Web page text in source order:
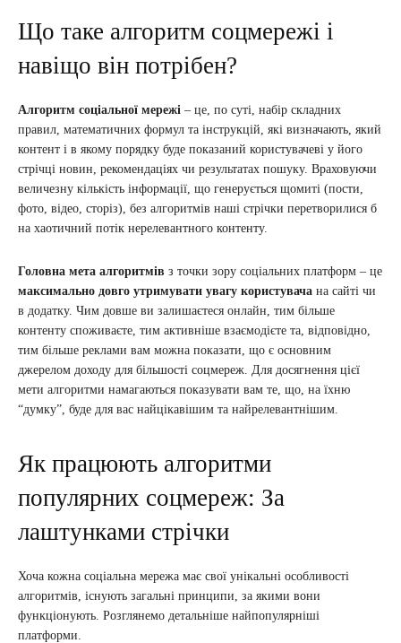
Що таке алгоритм соцмережі і
навіщо він потрібен?
Алгоритм соціальної мережі – це, по суті, набір складних
правил, математичних формул та інструкцій, які визначають, який
контент і в якому порядку буде показаний користувачеві у його
стрічці новин, рекомендаціях чи результатах пошуку. Враховуючи
величезну кількість інформації, що генерується щомиті (пости,
фото, відео, сторіз), без алгоритмів наші стрічки перетворилися б
на хаотичний потік нерелевантного контенту.
Головна мета алгоритмів з точки зору соціальних платформ – це
максимально довго утримувати увагу користувача на сайті чи
в додатку. Чим довше ви залишаєтеся онлайн, тим більше
контенту споживаєте, тим активніше взаємодієте та, відповідно,
тим більше реклами вам можна показати, що є основним
джерелом доходу для більшості соцмереж. Для досягнення цієї
мети алгоритми намагаються показувати вам те, що, на їхню
“думку”, буде для вас найцікавішим та найрелевантнішим.
Як працюють алгоритми
популярних соцмереж: За
лаштунками стрічки
Хоча кожна соціальна мережа має свої унікальні особливості
алгоритмів, існують загальні принципи, за якими вони
функціонують. Розглянемо детальніше найпопулярніші
платформи.